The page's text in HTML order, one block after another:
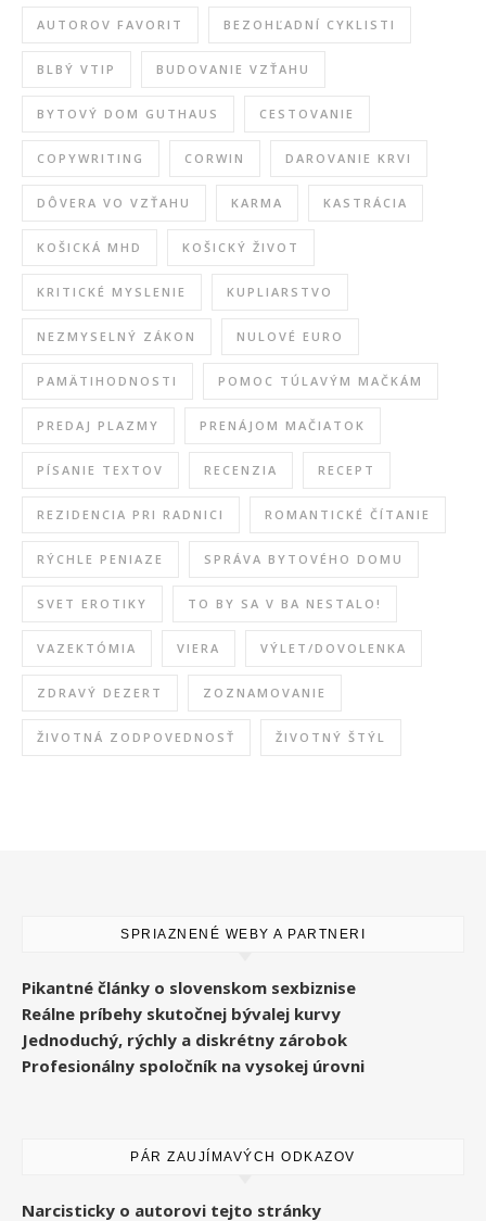
AUTOROV FAVORIT BEZOHĽADNÍ CYKLISTI
BLBÝ VTIP BUDOVANIE VZŤAHU
BYTOVÝ DOM GUTHAUS CESTOVANIE
COPYWRITING CORWIN DAROVANIE KRVI
DÔVERA VO VZŤAHU KARMA KASTRÁCIA
KOŠICKÁ MHD KOŠICKÝ ŽIVOT
KRITICKÉ MYSLENIE KUPLIARSTVO
NEZMYSELNÝ ZÁKON NULOVÉ EURO
PAMÄTIHODNOSTI POMOC TÚLAVÝM MAČKÁM
PREDAJ PLAZMY PRENÁJOM MAČIATOK
PÍSANIE TEXTOV RECENZIA RECEPT
REZIDENCIA PRI RADNICI ROMANTICKÉ ČÍTANIE
RÝCHLE PENIAZE SPRÁVA BYTOVÉHO DOMU
SVET EROTIKY TO BY SA V BA NESTALO!
VAZEKTÓMIA VIERA VÝLET/DOVOLENKA
ZDRAVÝ DEZERT ZOZNAMOVANIE
ŽIVOTNÁ ZODPOVEDNOSŤ ŽIVOTNÝ ŠTÝL
SPRIAZNENÉ WEBY A PARTNERI
Pikantné články o slovenskom sexbiznise
Reálne príbehy skutočnej bývalej kurvy
Jednoduchý, rýchly a diskrétny zárobok
Profesionálny spoločník na vysokej úrovni
PÁR ZAUJÍMAVÝCH ODKAZOV
Narcisticky o autorovi tejto stránky